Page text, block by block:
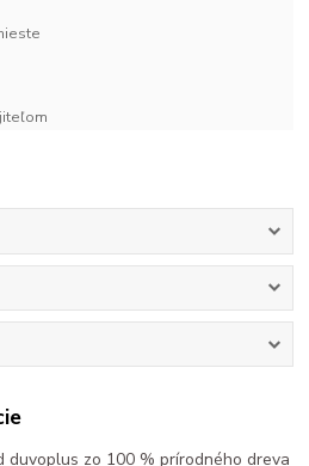
zo 100 % prírodného dreva